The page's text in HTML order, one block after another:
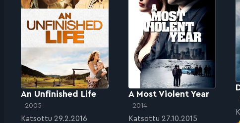
An Unfinished Life
2005
Katsottu 29.2.2016
A Most Violent Year
2014
Katsottu 27.10.2015